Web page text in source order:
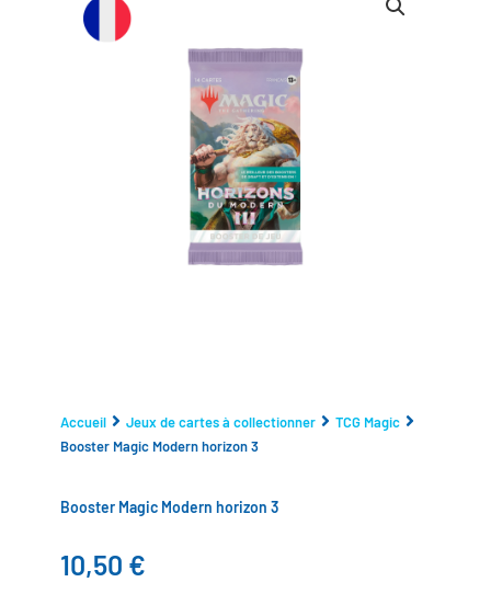
Accueil Jeux de cartes à collectionner
TCG Magic
Booster Magic Modern horizon 3
Booster Magic Modern horizon 3
10,50 €